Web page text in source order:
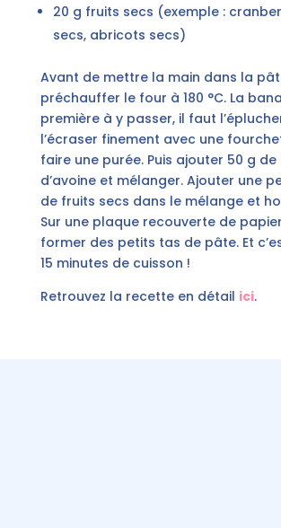
20 g fruits secs (exemple :
secs, abricots secs)
Avant de mettre la main dans la
préchauffer le four à 180 °C. La
première à y passer, il faut
l’écraser finement avec une
faire une purée. Puis ajouter 50 g
d’avoine et mélanger. Ajouter une
de fruits secs dans le mélange et
Sur une plaque recouverte de
former des petits tas de pâte. Et
15 minutes de cuisson !
Retrouvez la recette en détail ici.